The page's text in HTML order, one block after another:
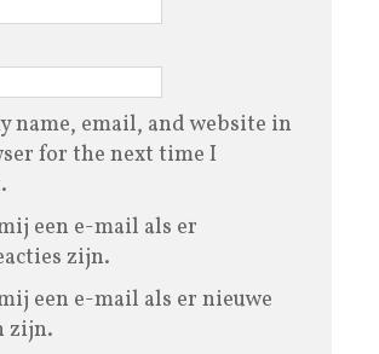
name, email, and website in
for the next time I
een e-mail als er
zijn.
een e-mail als er nieuwe
zijn.